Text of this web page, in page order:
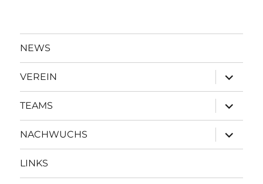
NEWS
VEREIN
öffnen
TEAMS
öffnen
NACHWUCHS
öffnen
LINKS